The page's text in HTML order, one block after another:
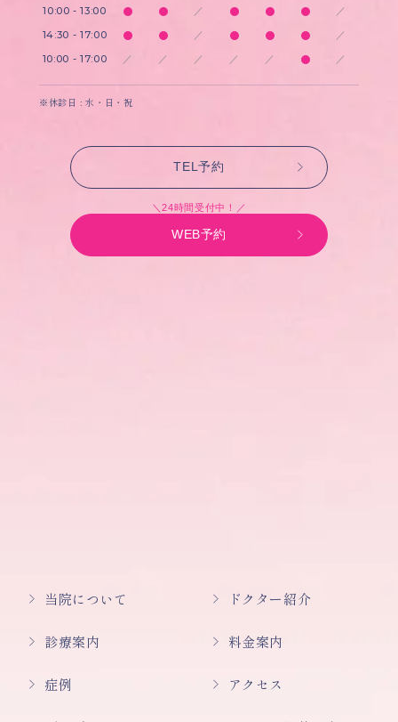
10:00 - 13:00 ／ ／
14:30 - 17:00 ／ ／
10:00 - 17:00 ／ ／ ／ ／ ／ ／
※休診日 : 水・日・祝
TEL予約
＼24時間受付中！／
WEB予約
当院について ドクター紹介
診療案内 料金案内
症例 アクセス